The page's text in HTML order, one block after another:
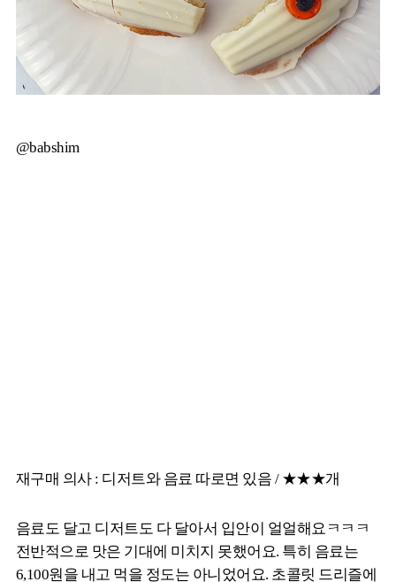
@babshim
재구매 의사 : 디저트와 음료 따로면 있음 / ★★★개
음료도 달고 디저트도 다 달아서 입안이 얼얼해요ㅋㅋㅋ
전반적으로 맛은 기대에 미치지 못했어요. 특히 음료는
6,100원을 내고 먹을 정도는 아니었어요. 초콜릿 드리즐에